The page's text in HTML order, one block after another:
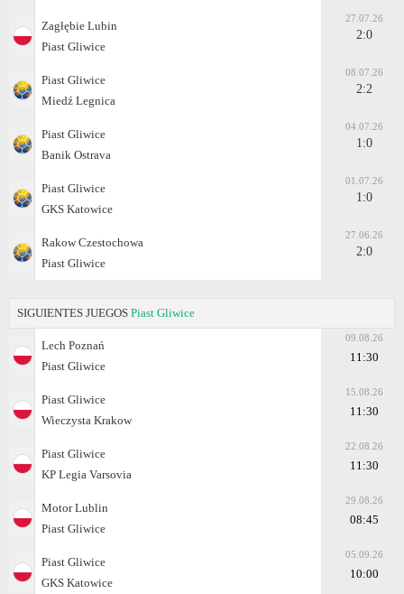
Zagłębie Lubin
Piast Gliwice
27.07.26
2:0
Piast Gliwice
Miedź Legnica
08.07.26
2:2
Piast Gliwice
Banik Ostrava
04.07.26
1:0
Piast Gliwice
GKS Katowice
01.07.26
1:0
Rakow Czestochowa
Piast Gliwice
27.06.26
2:0
SIGUIENTES JUEGOS Piast Gliwice
Lech Poznań
Piast Gliwice
09.08.26
11:30
Piast Gliwice
Wieczysta Krakow
15.08.26
11:30
Piast Gliwice
KP Legia Varsovia
22.08.26
11:30
Motor Lublin
Piast Gliwice
29.08.26
08:45
Piast Gliwice
GKS Katowice
05.09.26
10:00